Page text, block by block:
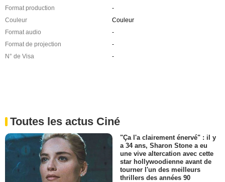
Format production
-
Couleur
Couleur
Format audio
-
Format de projection
-
N° de Visa
-
Toutes les actus Ciné
"Ça l'a clairement énervé" : il y
a 34 ans, Sharon Stone a eu
une vive altercation avec cette
star hollywoodienne avant de
tourner l'un des meilleurs
thrillers des années 90